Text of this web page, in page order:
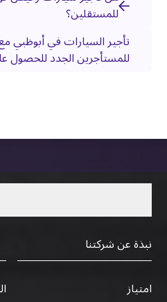
للمستقلين؟
تأجير السيارات في أبوظبي
للمستأجرين الجدد للحصول
نبذة عن شركتنا
امتياز